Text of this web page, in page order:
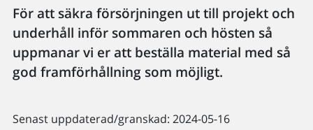
För att säkra försörjningen ut till projekt och
underhåll inför sommaren och hösten så
uppmanar vi er att beställa material med så
god framförhållning som möjligt.
Senast uppdaterad/granskad: 2024-05-16